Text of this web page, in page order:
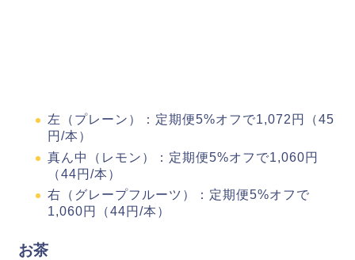
左（プレーン）：定期便5%オフで1,072円（45
円/本）
真ん中（レモン）：定期便5%オフで1,060円
（44円/本）
右（グレープフルーツ）：定期便5%オフで
1,060円（44円/本）
お茶